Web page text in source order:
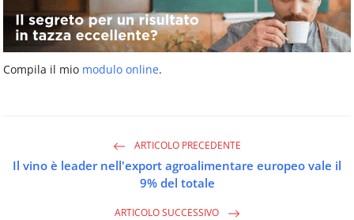
Compila il mio modulo online.
ARTICOLO PRECEDENTE
Il vino è leader nell'export agroalimentare europeo vale il
9% del totale
ARTICOLO SUCCESSIVO